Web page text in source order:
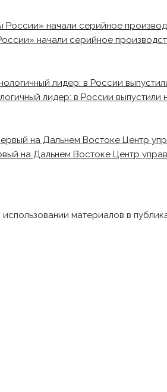
начали серийное
лидер: в России
на Дальнем Востоке Центр
материалов в